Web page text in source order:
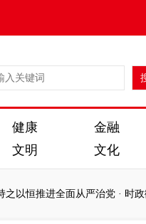
健康 金融
文明 文化
全面从严治党·时政微观察丨